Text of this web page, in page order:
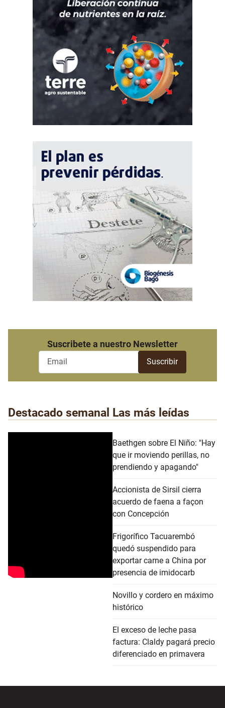
Suscribete a nuestro Newsletter
Destacado semanal Las más leídas
Baethgen sobre El Niño: "Hay
que ir moviendo perillas, no
prendiendo y apagando"
Accionista de Sirsil cierra
acuerdo de faena a façon
con Concepción
Frigorífico Tacuarembó
quedó suspendido para
exportar carne a China por
presencia de imidocarb
Novillo y cordero en máximo
histórico
El exceso de leche pasa
factura: Claldy pagará precio
diferenciado en primavera